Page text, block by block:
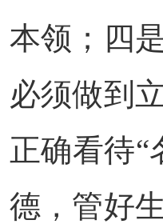
本领；四
必须做到
正确看待“
德，管好